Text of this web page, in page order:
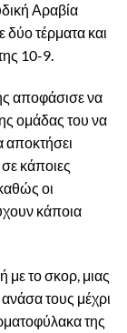
Αραβία
τέρματα και
10-9.
αποφάσισε να
ομάδας του να
αποκτήσει
κάποιες
οι
κάποια
με το σκορ, μιας
τους μέχρι
της